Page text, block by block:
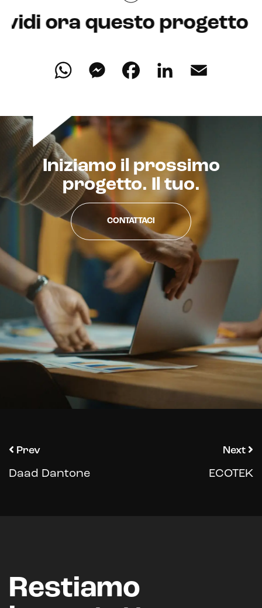
ora questo progetto
WhatsApp
Messenger
Facebook
LinkedIn
Iniziamo il prossimo
progetto. Il tuo.
CONTATTACI
Prev
Daad Dantone
Next
ECOTEK
Restiamo